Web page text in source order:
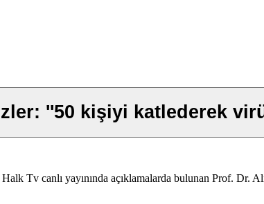
''50 kişiyi katlederek
Tv canlı yayınında açıklamalarda bulunan Prof.